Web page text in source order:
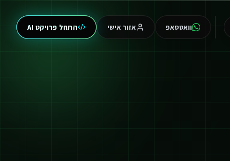
וואטסאפ אזור אישי התחל פרויקט AI